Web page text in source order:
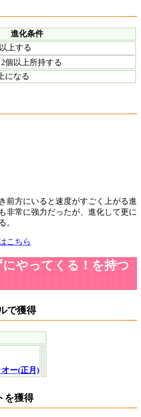
進化条件
上する
個以上所持する
になる
前方にいると速度がすごく上がる進
非常に強力だったが、進化して更に
。
こちら
やってくる！を持つ
で獲得
ー(正月)
を獲得